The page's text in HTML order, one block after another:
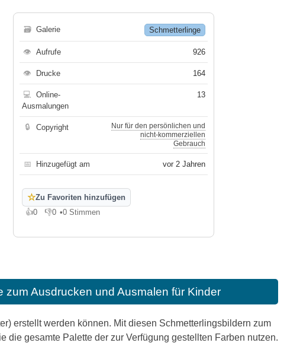
🗃 Galerie Schmetterlinge
👁 Aufrufe 926
👁 Drucke 164
💻
Online-
Ausmalungen
13
🔒 Copyright
Nur für den persönlichen und
nicht-kommerziellen
Gebrauch
📅 Hinzugefügt am vor 2 Jahren
☆Zu Favoriten hinzufügen
👍0
Gefällt mir
👎0
Gefällt mir nicht
•0 Stimmen
zum Ausdrucken und Ausmalen für Kinder
erstellt werden können. Mit diesen Schmetterlingsbildern zum
gesamte Palette der zur Verfügung gestellten Farben nutzen.